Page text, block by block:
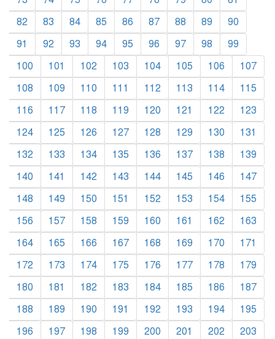
82
83 84 85 86 87 88 89
90
91
92 93 94 95 96 97 98
99
100
101 102 103 104 105 106
107
108
109 110 111 112 113 114
115
116
117 118 119 120 121 122
123
124
125 126 127 128 129 130
131
132
133 134 135 136 137 138
139
140
141 142 143 144 145 146
147
148
149 150 151 152 153 154
155
156
157 158 159 160 161 162
163
164
165 166 167 168 169 170
171
172
173 174 175 176 177 178
179
180
181 182 183 184 185 186
187
188
189 190 191 192 193 194
195
196
197 198 199 200 201 202
203